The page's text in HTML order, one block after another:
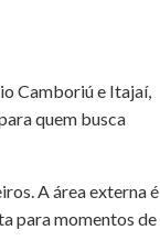
Camboriú e Itajaí,
quem busca
A área externa é
para momentos de